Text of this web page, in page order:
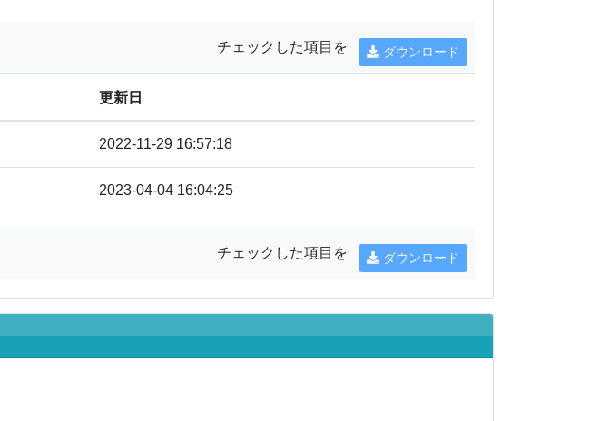
チェックした項目を ダウンロード
更新日
2022-11-29 16:57:18
2023-04-04 16:04:25
チェックした項目を ダウンロード